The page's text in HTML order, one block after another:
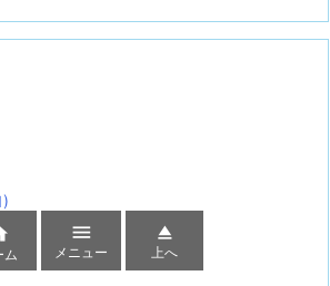
ム

メニュー

上へ